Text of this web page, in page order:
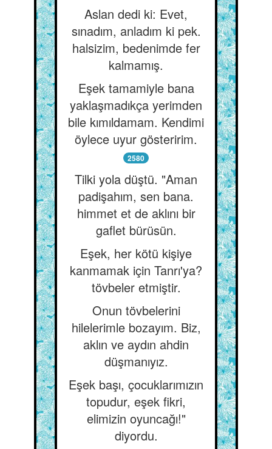
Aslan dedi ki: Evet,
sınadım, anladım ki pek.
halsizim, bedenimde fer
kalmamış.
Eşek tamamiyle bana
yaklaşmadıkça yerimden
bile kımıldamam. Kendimi
öylece uyur gösteririm.
2580
Tilki yola düştü. "Aman
padişahım, sen bana.
himmet et de aklını bir
gaflet bürüsün.
Eşek, her kötü kişiye
kanmamak için Tanrı'ya?
tövbeler etmiştir.
Onun tövbelerini
hilelerimle bozayım. Biz,
aklın ve aydın ahdin
düşmanıyız.
Eşek başı, çocuklarımızın
topudur, eşek fikri,
elimizin oyuncağı!"
diyordu.